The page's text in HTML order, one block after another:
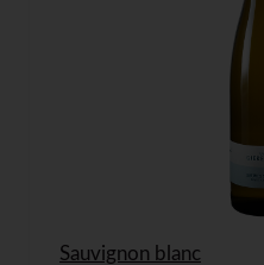
Sauvignon blanc